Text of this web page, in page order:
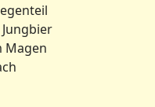
Magen